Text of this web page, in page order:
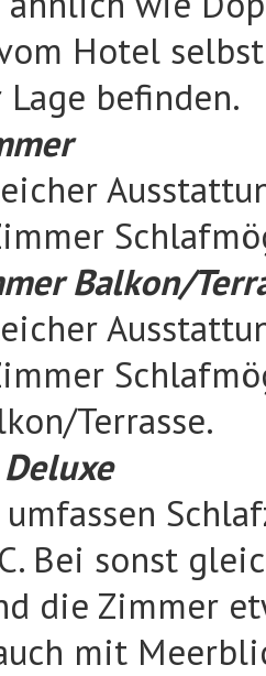
Hotel
befinden.
Balkon/
Terrasse.
Bei sonst
die Zimmer
mit